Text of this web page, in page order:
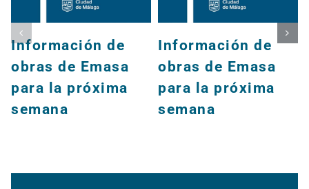
Información de
obras de Emasa
para la próxima
semana
Información de
obras de Emasa
para la próxima
semana